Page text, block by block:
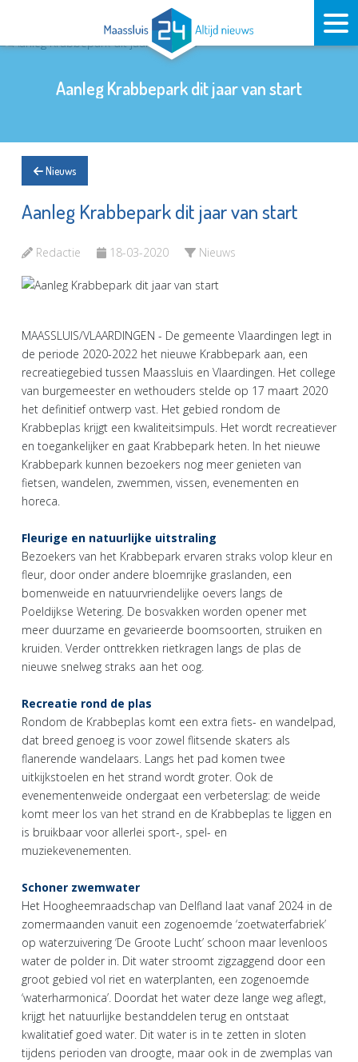
Aanleg Krabbepark dit jaar van start
Nieuws
Aanleg Krabbepark dit jaar van start
Redactie 18-03-2020 Nieuws
MAASSLUIS/VLAARDINGEN - De gemeente Vlaardingen legt in
de periode 2020-2022 het nieuwe Krabbepark aan, een
recreatiegebied tussen Maassluis en Vlaardingen. Het college
van burgemeester en wethouders stelde op 17 maart 2020
het definitief ontwerp vast. Het gebied rondom de
Krabbeplas krijgt een kwaliteitsimpuls. Het wordt recreatiever
en toegankelijker en gaat Krabbepark heten. In het nieuwe
Krabbepark kunnen bezoekers nog meer genieten van
fietsen, wandelen, zwemmen, vissen, evenementen en
horeca.
Fleurige en natuurlijke uitstraling
Bezoekers van het Krabbepark ervaren straks volop kleur en
fleur, door onder andere bloemrijke graslanden, een
bomenweide en natuurvriendelijke oevers langs de
Poeldijkse Wetering. De bosvakken worden opener met
meer duurzame en gevarieerde boomsoorten, struiken en
kruiden. Verder onttrekken rietkragen langs de plas de
nieuwe snelweg straks aan het oog.
Recreatie rond de plas
Rondom de Krabbeplas komt een extra fiets- en wandelpad,
dat breed genoeg is voor zowel flitsende skaters als
flanerende wandelaars. Langs het pad komen twee
uitkijkstoelen en het strand wordt groter. Ook de
evenementenweide ondergaat een verbeterslag: de weide
komt meer los van het strand en de Krabbeplas te liggen en
is bruikbaar voor allerlei sport-, spel- en
muziekevenementen.
Schoner zwemwater
Het Hoogheemraadschap van Delfland laat vanaf 2024 in de
zomermaanden vanuit een zogenoemde ‘zoetwaterfabriek’
op waterzuivering ‘De Groote Lucht’ schoon maar levenloos
water de polder in. Dit water stroomt zigzaggend door een
groot gebied vol riet en waterplanten, een zogenoemde
‘waterharmonica’. Doordat het water deze lange weg aflegt,
krijgt het natuurlijke bestanddelen terug en ontstaat
kwalitatief goed water. Dit water is in te zetten in sloten
tijdens perioden van droogte, maar ook in de zwemplas van